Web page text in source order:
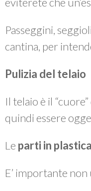
Passeggini,
cantina, per
Pulizia del telaio
Il telaio è il
quindi essere
Le parti in plastica
E’ importante